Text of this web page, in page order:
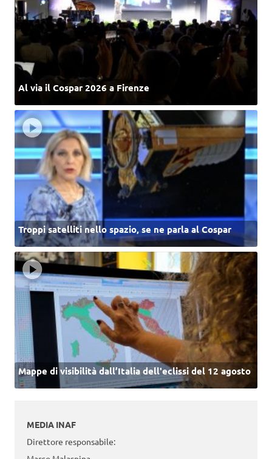
Al via il Cospar 2026 a Firenze
Troppi satelliti nello spazio, se ne parla al Cospar
Mappe di visibilità dall’Italia dell'eclissi del 12 agosto
MEDIA INAF
Direttore responsabile: